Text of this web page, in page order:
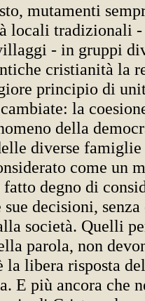
mutamenti
locali tradizionali
- in gruppi
cristianità la
principio di
la
della
diverse
come un
degno di
decisioni,
società. Quelli
parola, non
la libera risposta
E più ancora che